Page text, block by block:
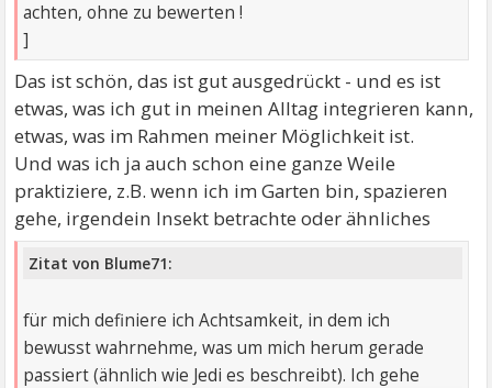
achten, ohne zu bewerten !
]
Das ist schön, das ist gut ausgedrückt - und es ist
etwas, was ich gut in meinen Alltag integrieren kann,
etwas, was im Rahmen meiner Möglichkeit ist.
Und was ich ja auch schon eine ganze Weile
praktiziere, z.B. wenn ich im Garten bin, spazieren
gehe, irgendein Insekt betrachte oder ähnliches
Zitat von Blume71:
für mich definiere ich Achtsamkeit, in dem ich
bewusst wahrnehme, was um mich herum gerade
passiert (ähnlich wie Jedi es beschreibt). Ich gehe